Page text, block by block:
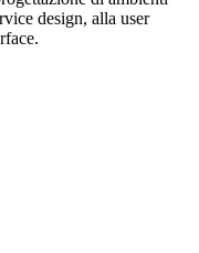
design, alla user